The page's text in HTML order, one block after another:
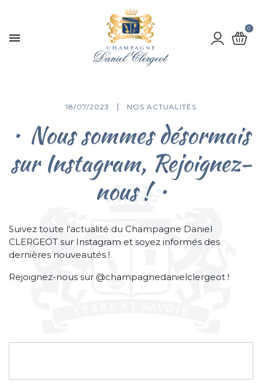

0
18/07/2023 NOS ACTUALITÉS
Nous sommes désormais
sur Instagram, Rejoignez-
nous !
Suivez toute l'actualité du Champagne Daniel
CLERGEOT sur Instagram et soyez informés des
dernières nouveautés !
Rejoignez-nous sur @champagnedanielclergeot !